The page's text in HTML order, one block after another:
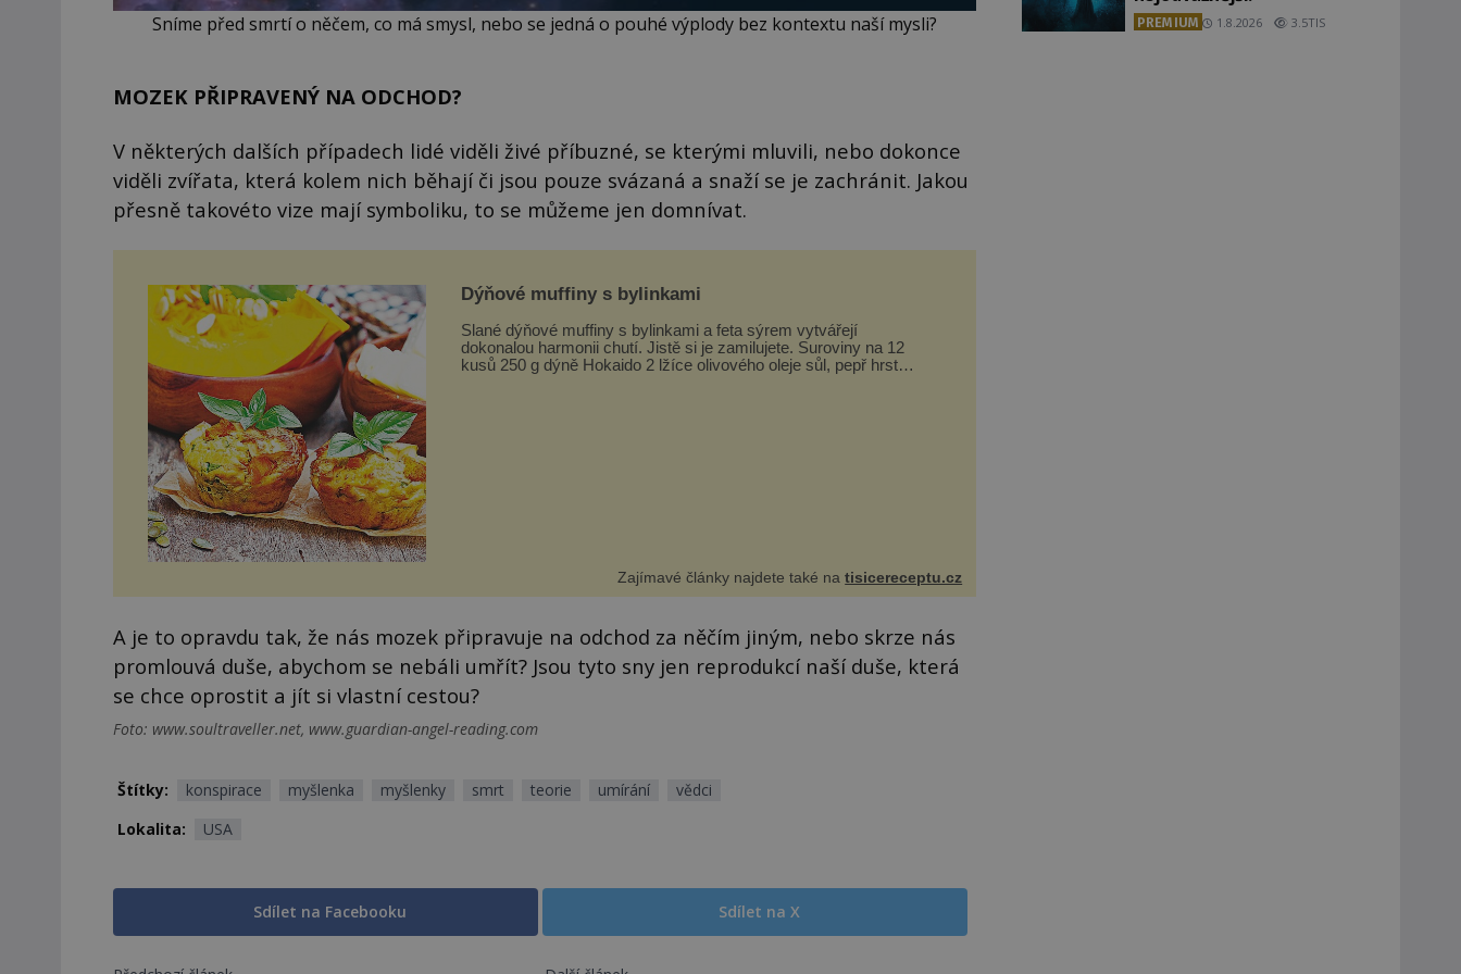
Sníme před smrtí o něčem, co má smysl, nebo se jedná o pouhé výplody bez kontextu naší mysli?
MOZEK PŘIPRAVENÝ NA ODCHOD?
V některých dalších případech lidé viděli živé příbuzné, se kterými mluvili, nebo dokonce
viděli zvířata, která kolem nich běhají či jsou pouze svázaná a snaží se je zachránit. Jakou
přesně takovéto vize mají symboliku, to se můžeme jen domnívat.
Dýňové muffiny s bylinkami
Slané dýňové muffiny s bylinkami a feta sýrem vytvářejí
dokonalou harmonii chutí. Jistě si je zamilujete. Suroviny na 12
kusů 250 g dýně Hokaido 2 lžíce olivového oleje sůl, pepř hrst
Zajímavé články najdete také natisicereceptu.cz
A je to opravdu tak, že nás mozek připravuje na odchod za něčím jiným, nebo skrze nás
promlouvá duše, abychom se nebáli umřít? Jsou tyto sny jen reprodukcí naší duše, která
se chce oprostit a jít si vlastní cestou?
Foto: www.soultraveller.net, www.guardian-angel-reading.com
Štítky: konspirace myšlenka myšlenky smrt teorie umírání
vědci
Lokalita:
USA
Sdílet na Facebooku Sdílet na X
PREMIUM 1.8.2026 3.5TIS